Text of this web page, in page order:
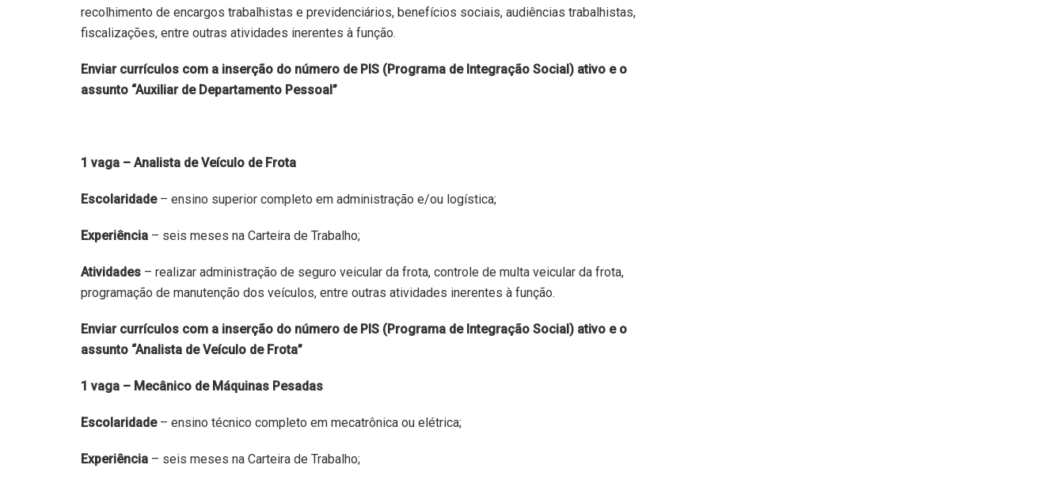
recolhimento de encargos trabalhistas e previdenciários, benefícios sociais, audiências trabalhistas,
fiscalizações, entre outras atividades inerentes à função.
Enviar currículos com a inserção do número de PIS (Programa de Integração Social) ativo e o
assunto “Auxiliar de Departamento Pessoal”
1 vaga – Analista de Veículo de Frota
Escolaridade– ensino superior completo em administração e/ou logística;
Experiência – seis meses na Carteira de Trabalho;
Atividades – realizar administração de seguro veicular da frota, controle de multa veicular da frota,
programação de manutenção dos veículos, entre outras atividades inerentes à função.
Enviar currículos com a inserção do número de PIS (Programa de Integração Social) ativo e o
assunto “Analista de Veículo de Frota”
1 vaga – Mecânico de Máquinas Pesadas
Escolaridade– ensino técnico completo em mecatrônica ou elétrica;
Experiência – seis meses na Carteira de Trabalho;